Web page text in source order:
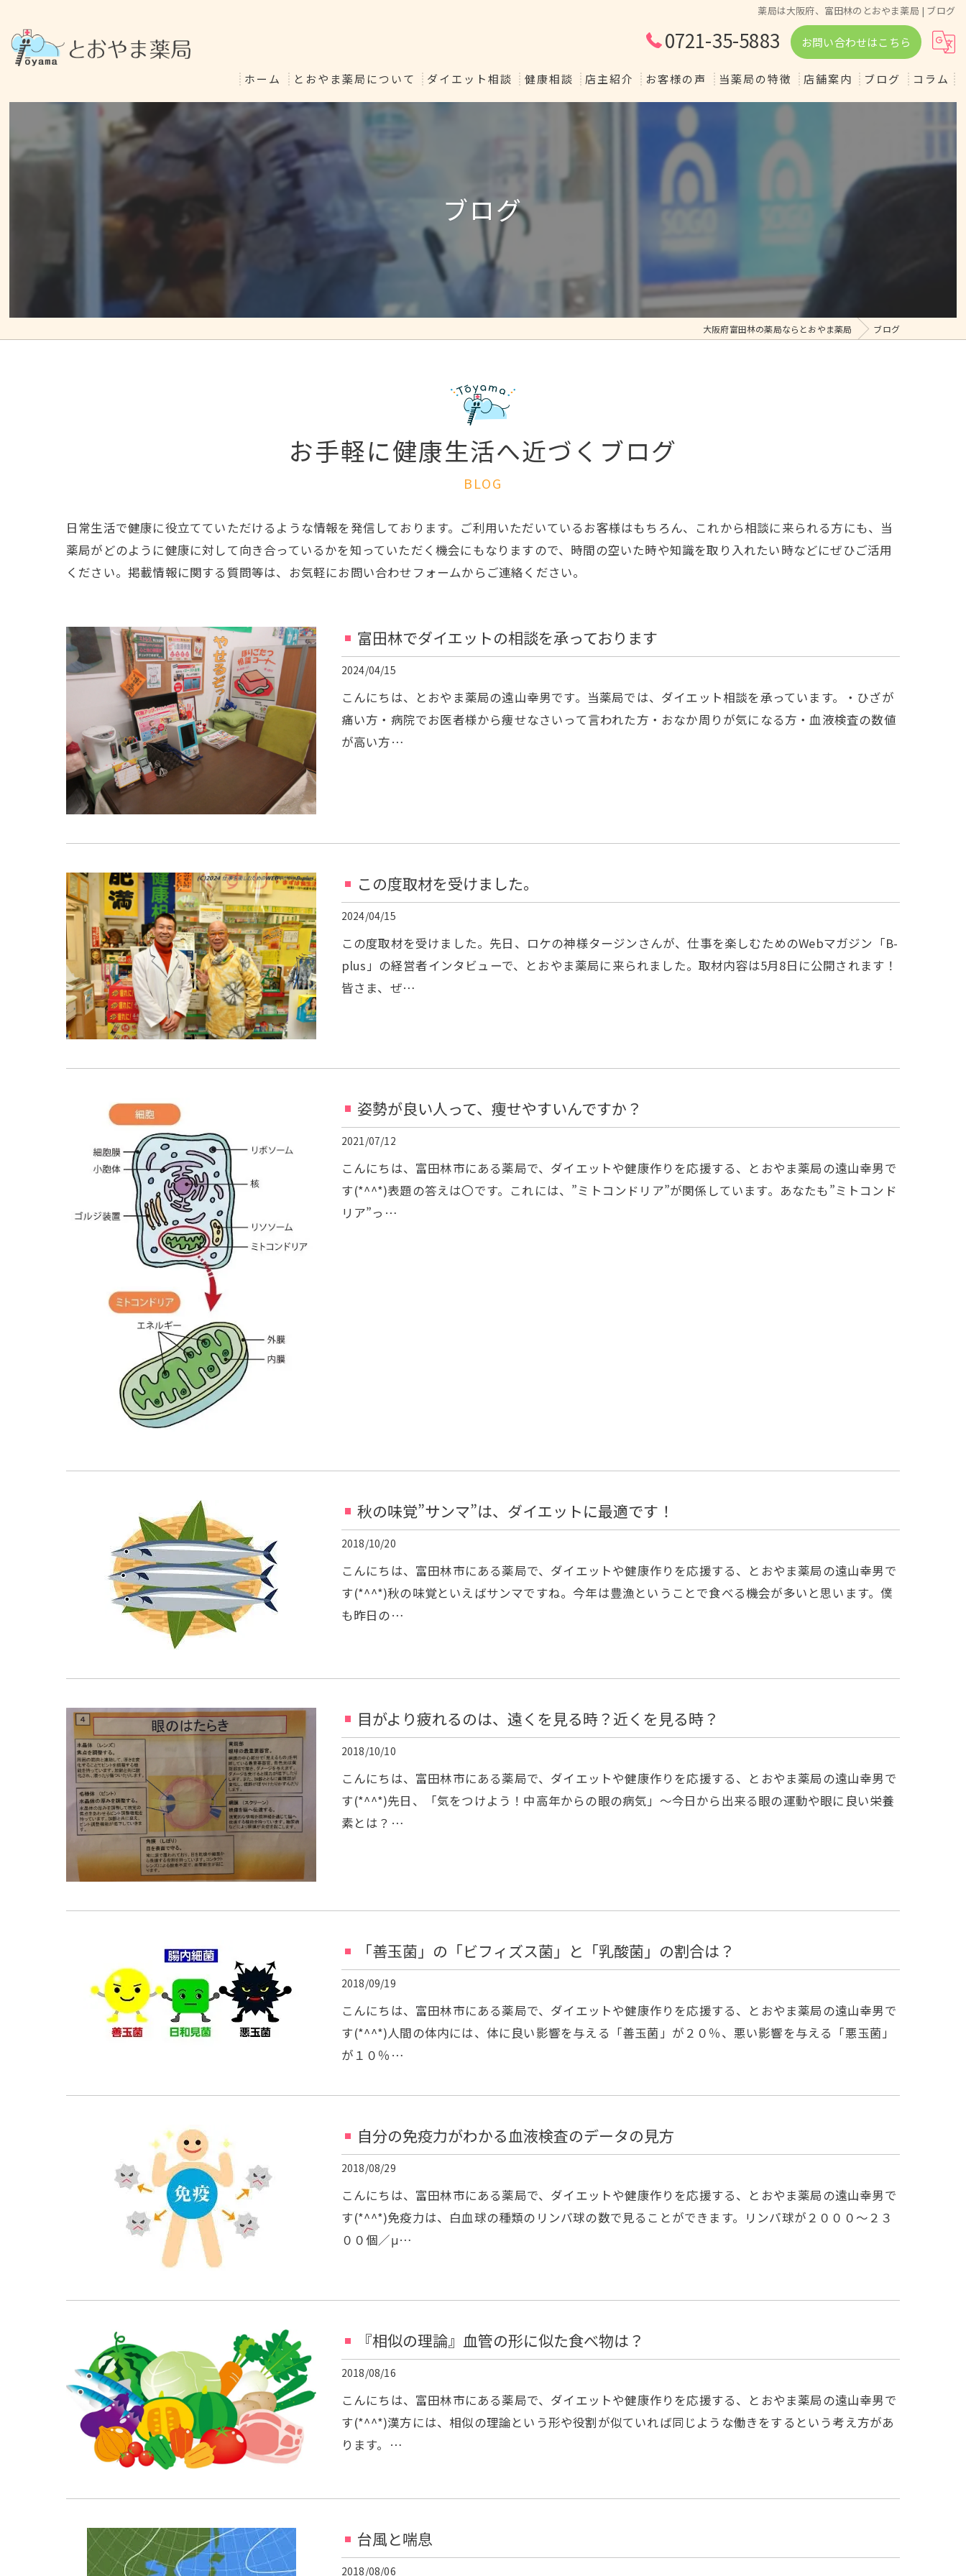
薬局は大阪府、富田林のとおやま薬局 | ブログ
0721-35-5883 お問い合わせはこちら
ホーム とおやま薬局について ダイエット相談 健康相談 店主紹介 お客様の声 当薬局の特徴
ダイエット
店舗案内 ブログ コラム
ブログ
大阪府富田林の薬局ならとおやま薬局 ブログ
お手軽に健康生活へ近づくブログ
BLOG
日常生活で健康に役立てていただけるような情報を発信しております。ご利用いただいているお客様はもちろん、これから相談に来られる方にも、当
薬局がどのように健康に対して向き合っているかを知っていただく機会にもなりますので、時間の空いた時や知識を取り入れたい時などにぜひご活用
ください。掲載情報に関する質問等は、お気軽にお問い合わせフォームからご連絡ください。
富田林でダイエットの相談を承っております
2024/04/15
こんにちは、とおやま薬局の遠山幸男です。当薬局では、ダイエット相談を承っています。・ひざが
痛い方・病院でお医者様から痩せなさいって言われた方・おなか周りが気になる方・血液検査の数値
が高い方…
この度取材を受けました。
2024/04/15
この度取材を受けました。先日、ロケの神様タージンさんが、仕事を楽しむためのWebマガジン「B-
plus」の経営者インタビューで、とおやま薬局に来られました。取材内容は5月8日に公開されます！
皆さま、ぜ…
姿勢が良い人って、痩せやすいんですか？
2021/07/12
こんにちは、富田林市にある薬局で、ダイエットや健康作りを応援する、とおやま薬局の遠山幸男で
す(*^^*)表題の答えは〇です。これには、”ミトコンドリア”が関係しています。あなたも”ミトコンド
リア”っ…
秋の味覚”サンマ”は、ダイエットに最適です！
2018/10/20
こんにちは、富田林市にある薬局で、ダイエットや健康作りを応援する、とおやま薬局の遠山幸男で
す(*^^*)秋の味覚といえばサンマですね。今年は豊漁ということで食べる機会が多いと思います。僕
も昨日の…
目がより疲れるのは、遠くを見る時？近くを見る時？
2018/10/10
こんにちは、富田林市にある薬局で、ダイエットや健康作りを応援する、とおやま薬局の遠山幸男で
す(*^^*)先日、「気をつけよう！中高年からの眼の病気」～今日から出来る眼の運動や眼に良い栄養
素とは？…
「善玉菌」の「ビフィズス菌」と「乳酸菌」の割合は？
2018/09/19
こんにちは、富田林市にある薬局で、ダイエットや健康作りを応援する、とおやま薬局の遠山幸男で
す(*^^*)人間の体内には、体に良い影響を与える「善玉菌」が２０％、悪い影響を与える「悪玉菌」
が１０％…
自分の免疫力がわかる血液検査のデータの見方
2018/08/29
こんにちは、富田林市にある薬局で、ダイエットや健康作りを応援する、とおやま薬局の遠山幸男で
す(*^^*)免疫力は、白血球の種類のリンパ球の数で見ることができます。リンパ球が２０００～２３
００個／μ…
『相似の理論』血管の形に似た食べ物は？
2018/08/16
こんにちは、富田林市にある薬局で、ダイエットや健康作りを応援する、とおやま薬局の遠山幸男で
す(*^^*)漢方には、相似の理論という形や役割が似ていれば同じような働きをするという考え方があ
ります。…
台風と喘息
2018/08/06